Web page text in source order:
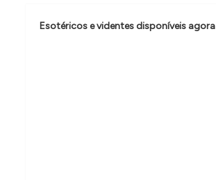
o
d
Esotéricos e videntes disponíveis agora